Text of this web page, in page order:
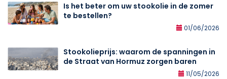
Is het beter om uw stookolie in de zomer
te bestellen?
01/06/2026
Stookolieprijs: waarom de spanningen in
de Straat van Hormuz zorgen baren
11/05/2026